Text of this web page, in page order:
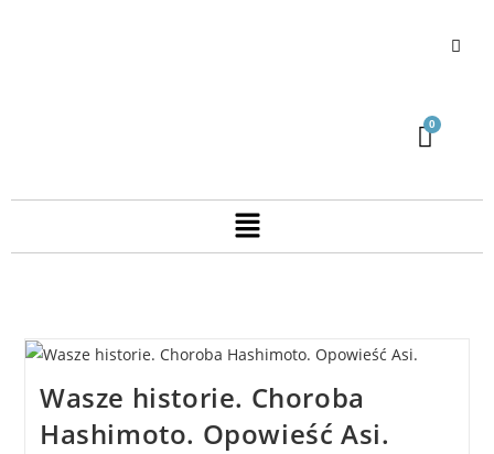
Wasze historie. Choroba
Hashimoto. Opowieść Asi.